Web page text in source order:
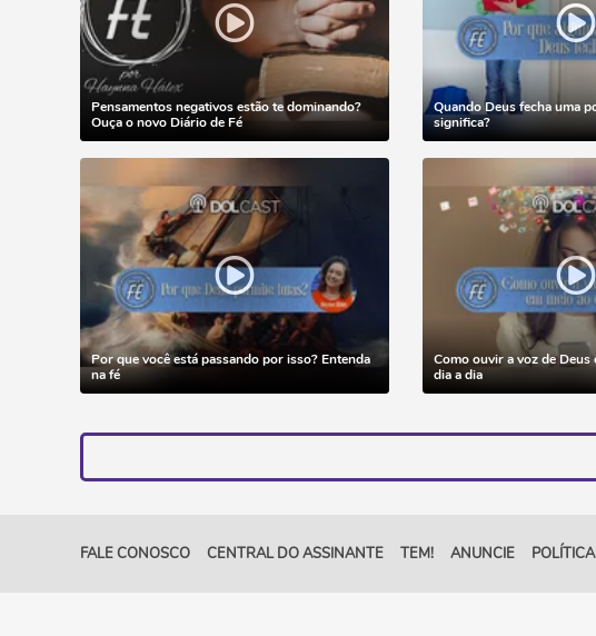
Pensamentos negativos estão te dominando?
Ouça o novo Diário de Fé
Quando Deus fecha uma
significa?
Por que você está passando por isso? Entenda
na fé
Como ouvir a voz de Deus
dia a dia
FALE CONOSCO CENTRAL DO ASSINANTE TEM! ANUNCIE